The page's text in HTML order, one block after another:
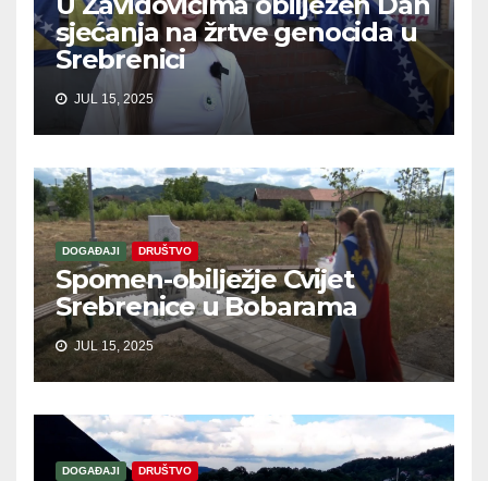
sjećanja na žrtve genocida u
Srebrenici
JUL 15, 2025
DOGAĐAJI DRUŠTVO
Spomen-obilježje Cvijet
Srebrenice u Bobarama
JUL 15, 2025
DOGAĐAJI DRUŠTVO